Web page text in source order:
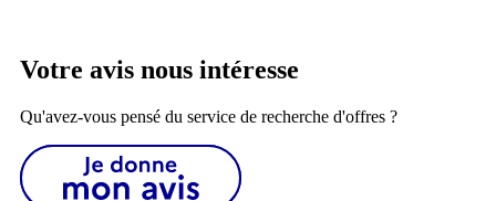
Votre avis nous intéresse
Qu'avez-vous pensé du service de recherche d'offres ?